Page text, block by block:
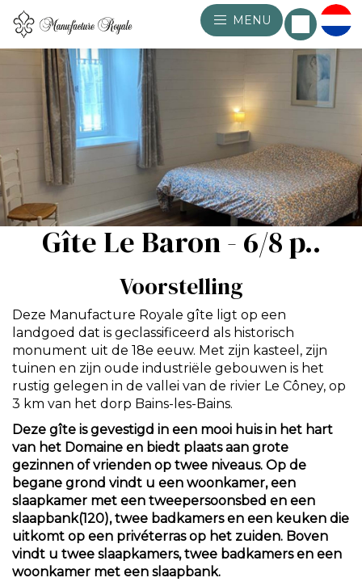
MENU
Gîte Le Baron - 6/8 p..
Voorstelling
Deze Manufacture Royale gîte ligt op een
landgoed dat is geclassificeerd als historisch
monument uit de 18e eeuw. Met zijn kasteel, zijn
tuinen en zijn oude industriële gebouwen is het
rustig gelegen in de vallei van de rivier Le Côney, op
3 km van het dorp Bains-les-Bains.
Deze gîte is gevestigd in een mooi huis in het hart
van het Domaine en biedt plaats aan grote
gezinnen of vrienden op twee niveaus. Op de
begane grond vindt u een woonkamer, een
slaapkamer met een tweepersoonsbed en een
slaapbank(120), twee badkamers en een keuken die
uitkomt op een privéterras op het zuiden. Boven
vindt u twee slaapkamers, twee badkamers en een
woonkamer met een slaapbank.